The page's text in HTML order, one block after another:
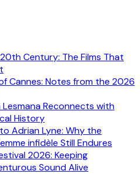
Century: The Films That
Cannes: Notes from the 2026
Lesmana Reconnects with
History
Adrian Lyne: Why the
infidèle Still Endures
2026: Keeping
Sound Alive